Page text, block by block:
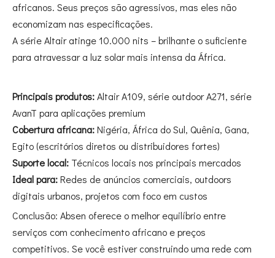
africanos. Seus preços são agressivos, mas eles não
economizam nas especificações.
A série Altair atinge 10.000 nits – brilhante o suficiente
para atravessar a luz solar mais intensa da África.
Principais produtos:Altair A109, série outdoor A271, série
AvanT para aplicações premium
Cobertura africana:Nigéria, África do Sul, Quênia, Gana,
Egito (escritórios diretos ou distribuidores fortes)
Suporte local: Técnicos locais nos principais mercados
Ideal para:Redes de anúncios comerciais, outdoors
digitais urbanos, projetos com foco em custos
Conclusão: Absen oferece o melhor equilíbrio entre
serviços com conhecimento africano e preços
competitivos. Se você estiver construindo uma rede com